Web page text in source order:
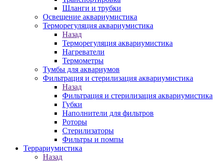
Шланги и трубки
Освещение аквариумистика
Терморегуляция аквариумистика
Назад
Терморегуляция аквариумистика
Нагреватели
Термометры
Тумбы для аквариумов
Фильтрация и стерилизация аквариумистика
Назад
Фильтрация и стерилизация аквариумистика
Губки
Наполнители для фильтров
Роторы
Стерилизаторы
Фильтры и помпы
Террариумистика
Назад